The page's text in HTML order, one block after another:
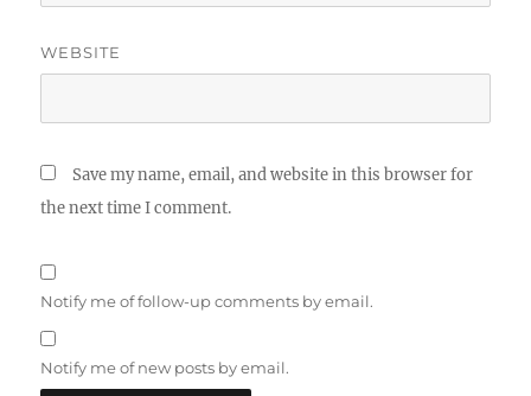
WEBSITE
Save my name, email, and website in this browser for
the next time I comment.
Notify me of follow-up comments by email.
Notify me of new posts by email.